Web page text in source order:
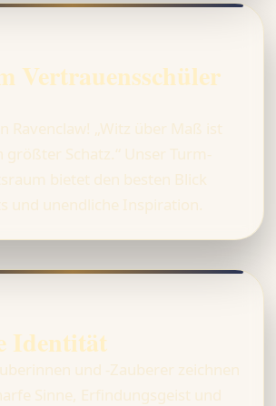
Vertrauensschüler
Ravenclaw! „Witz über Maß ist
größter Schatz.“ Unser Turm-
bietet den besten Blick
und unendliche Inspiration.
Identität
und -Zauberer zeichnen
Sinne, Erfindungsgeist und